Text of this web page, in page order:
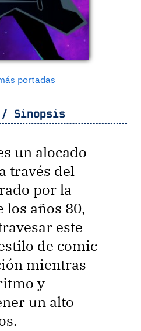
portadas
Sinopsis
un alocado
través del
por la
los años 80,
este
de comic
mientras
y
un alto